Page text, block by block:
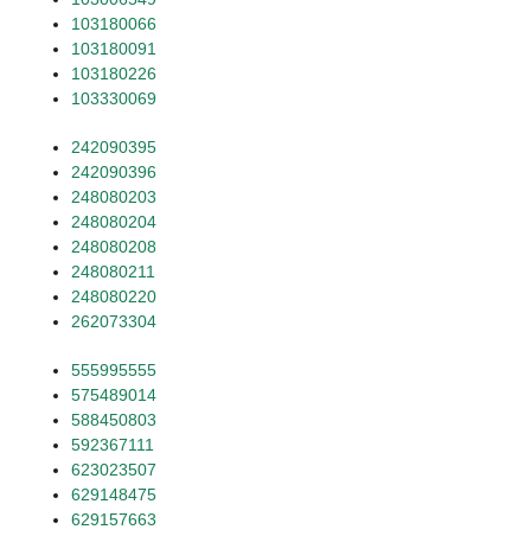
103180066
103180091
103180226
103330069
242090395
242090396
248080203
248080204
248080208
248080211
248080220
262073304
555995555
575489014
588450803
592367111
623023507
629148475
629157663